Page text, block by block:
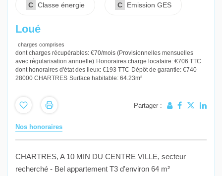
C Classe énergie C Emission GES
Loué
charges comprises
dont charges récupérables: €70/mois (Provisionnelles mensuelles
avec régularisation annuelle) Honoraires charge locataire: €706 TTC
dont honoraires d'état des lieux: €193 TTC Dépôt de garantie: €740
28000 CHARTRES Surface habitable: 64.23m²
Partager :
Nos honoraires
CHARTRES, A 10 MIN DU CENTRE VILLE, secteur
recherché - Bel appartement T3 d'environ 64 m²